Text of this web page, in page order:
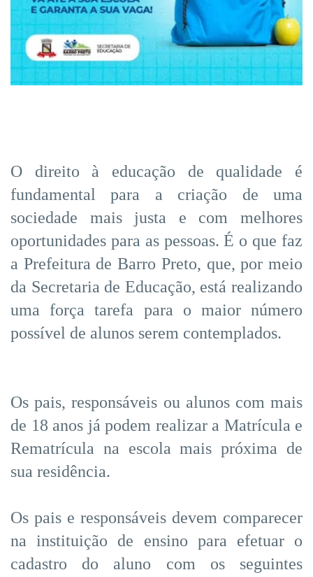
O direito à educação de qualidade é
fundamental para a criação de uma
sociedade mais justa e com melhores
oportunidades para as pessoas. É o que faz
a Prefeitura de Barro Preto, que, por meio
da Secretaria de Educação, está realizando
uma força tarefa para o maior número
possível de alunos serem contemplados.
Os pais, responsáveis ou alunos com mais
de 18 anos já podem realizar a Matrícula e
Rematrícula na escola mais próxima de
sua residência.
Os pais e responsáveis devem comparecer
na instituição de ensino para efetuar o
cadastro do aluno com os seguintes